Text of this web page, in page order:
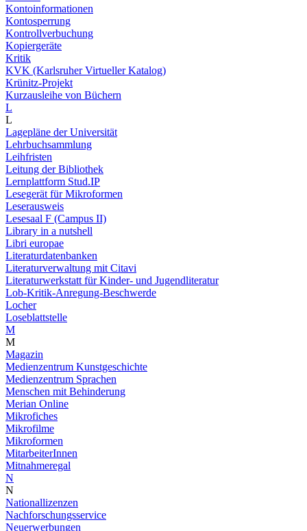
Kontoinformationen
Kontosperrung
Kontrollverbuchung
Kopiergeräte
Kritik
KVK (Karlsruher Virtueller Katalog)
Krünitz-Projekt
Kurzausleihe von Büchern
L
L
Lagepläne der Universität
Lehrbuchsammlung
Leihfristen
Leitung der Bibliothek
Lernplattform Stud.IP
Lesegerät für Mikroformen
Leserausweis
Lesesaal F (Campus II)
Library in a nutshell
Libri europae
Literaturdatenbanken
Literaturverwaltung mit Citavi
Literaturwerkstatt für Kinder- und Jugendliteratur
Lob-Kritik-Anregung-Beschwerde
Locher
Loseblattstelle
M
M
Magazin
Medienzentrum Kunstgeschichte
Medienzentrum Sprachen
Menschen mit Behinderung
Merian Online
Mikrofiches
Mikrofilme
Mikroformen
MitarbeiterInnen
Mitnahmeregal
N
N
Nationallizenzen
Nachforschungsservice
Neuerwerbungen